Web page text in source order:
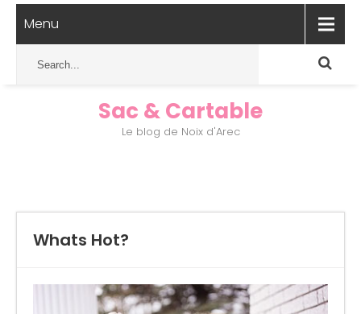
Menu
Sac & Cartable
Le blog de Noix d'Arec
Whats Hot?